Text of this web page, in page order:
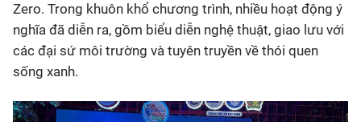
Zero. Trong khuôn khổ chương trình, nhiều hoạt động ý
nghĩa đã diễn ra, gồm biểu diễn nghệ thuật, giao lưu với
các đại sứ môi trường và tuyên truyền về thói quen
sống xanh.